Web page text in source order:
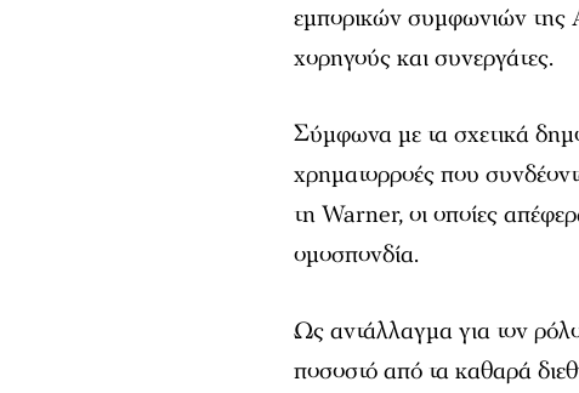
εμπορικών συμφωνιών της
χορηγούς και συνεργάτες.
Σύμφωνα με τα σχετικά
χρηματορροές που
τη Warner, οι οποίες
ομοσπονδία.
Ως αντάλλαγμα για τον
ποσοστό από τα καθαρά